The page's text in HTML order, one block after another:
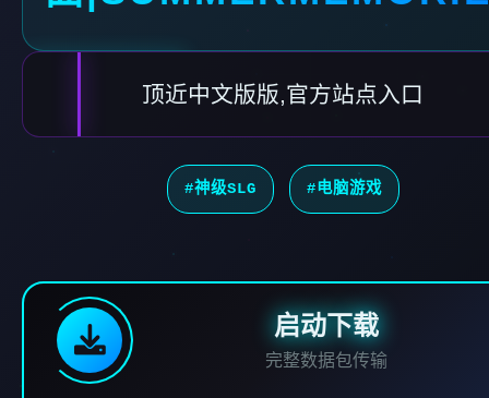
顶近中文版版,官方站点入口
#神级SLG #电脑游戏
启动下载
完整数据包传输